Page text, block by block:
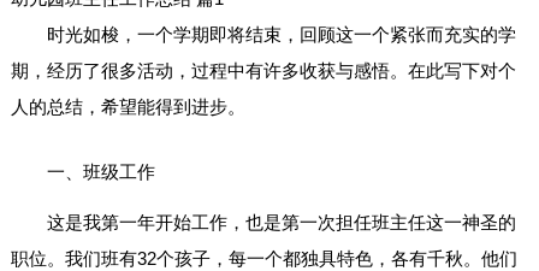
时光如梭，一个学期即将结束，回顾这一个紧张而充实的学
期，经历了很多活动，过程中有许多收获与感悟。在此写下对个
人的总结，希望能得到进步。
一、班级工作
这是我第一年开始工作，也是第一次担任班主任这一神圣的
职位。我们班有32个孩子，每一个都独具特色，各有千秋。他们